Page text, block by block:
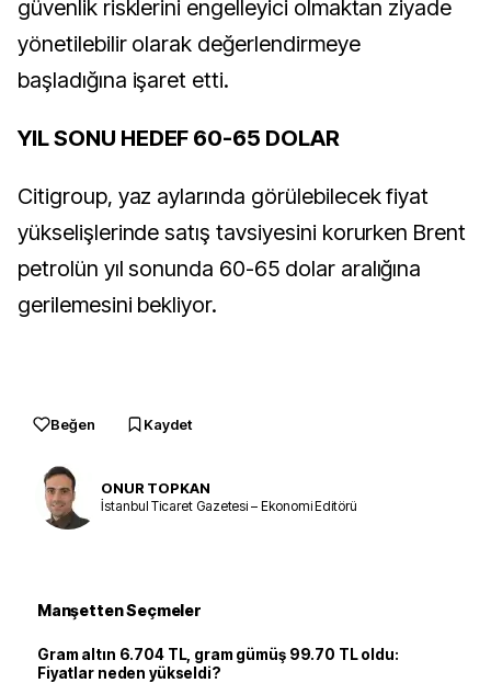
güvenlik risklerini engelleyici olmaktan ziyade
yönetilebilir olarak değerlendirmeye
başladığına işaret etti.
YIL SONU HEDEF 60-65 DOLAR
Citigroup, yaz aylarında görülebilecek fiyat
yükselişlerinde satış tavsiyesini korurken Brent
petrolün yıl sonunda 60-65 dolar aralığına
gerilemesini bekliyor.
Beğen Kaydet
ONUR TOPKAN
İstanbul Ticaret Gazetesi – Ekonomi Editörü
Manşetten Seçmeler
Gram altın 6.704 TL, gram gümüş 99.70 TL oldu:
Fiyatlar neden yükseldi?